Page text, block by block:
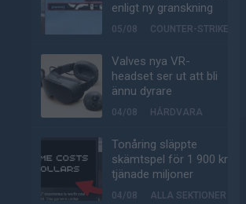
enligt ny granskning
05/08 COUNTER-STRIKE
Valves nya VR-
headset ser ut att bli
ännu dyrare
04/08 HÅRDVARA
Tonåring släppte
skämtspel för 1 900 kr –
tjänade miljoner
04/08 ALLA SEKTIONER